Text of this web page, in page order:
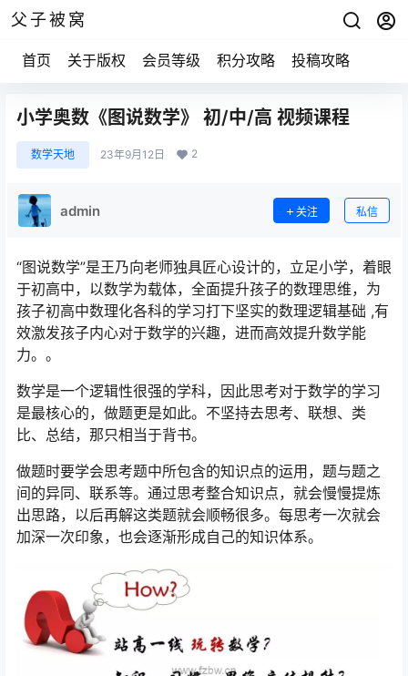
父子被窝
首页 关于版权 会员等级 积分攻略 投稿攻略
小学奥数《图说数学》 初/中/高 视频课程
数学天地 23年9月12日 2
admin 关注 私信
“图说数学”是王乃向老师独具匠心设计的，立足小学，着眼
于初高中，以数学为载体，全面提升孩子的数理思维，为
孩子初高中数理化各科的学习打下坚实的数理逻辑基础 ,有
效激发孩子内心对于数学的兴趣，进而高效提升数学能
力。。
数学是一个逻辑性很强的学科，因此思考对于数学的学习
是最核心的，做题更是如此。不坚持去思考、联想、类
比、总结，那只相当于背书。
做题时要学会思考题中所包含的知识点的运用，题与题之
间的异同、联系等。通过思考整合知识点，就会慢慢提炼
出思路，以后再解这类题就会顺畅很多。每思考一次就会
加深一次印象，也会逐渐形成自己的知识体系。